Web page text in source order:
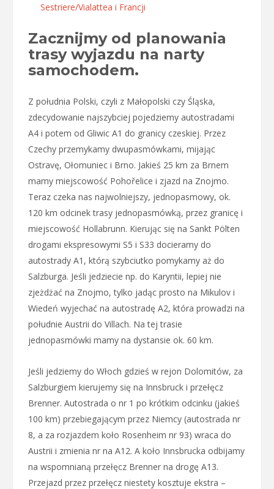
Sestriere/Vialattea i Francji
Zacznijmy od planowania
trasy wyjazdu na narty
samochodem.
Z południa Polski, czyli z Małopolski czy Śląska,
zdecydowanie najszybciej pojedziemy autostradami
A4 i potem od Gliwic A1 do granicy czeskiej. Przez
Czechy przemykamy dwupasmówkami, mijając
Ostravę, Ołomuniec i Brno. Jakieś 25 km za Brnem
mamy miejscowość Pohořelice i zjazd na Znojmo.
Teraz czeka nas najwolniejszy, jednopasmowy, ok.
120 km odcinek trasy jednopasmówką, przez granicę i
miejscowość Hollabrunn. Kierując się na Sankt Pölten
drogami ekspresowymi S5 i S33 docieramy do
autostrady A1, którą szybciutko pomykamy aż do
Salzburga. Jeśli jedziecie np. do Karyntii, lepiej nie
zjeżdżać na Znojmo, tylko jadąc prosto na Mikulov i
Wiedeń wyjechać na autostradę A2, która prowadzi na
południe Austrii do Villach. Na tej trasie
jednopasmówki mamy na dystansie ok. 60 km.
Jeśli jedziemy do Włoch gdzieś w rejon Dolomitów, za
Salzburgiem kierujemy się na Innsbruck i przełęcz
Brenner. Autostrada o nr 1 po krótkim odcinku (jakieś
100 km) przebiegającym przez Niemcy (autostrada nr
8, a za rozjazdem koło Rosenheim nr 93) wraca do
Austrii i zmienia nr na A12. A koło Innsbrucka odbijamy
na wspomnianą przełęcz Brenner na drogę A13.
Przejazd przez przełęcz niestety kosztuje ekstra –